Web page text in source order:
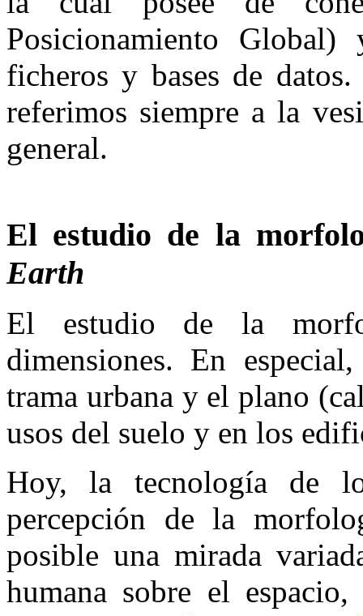
Posicionamiento
ficheros y bases de
referimos siempre a la
general.
El estudio de la
Earth
El estudio de la
dimensiones. En
trama urbana y el plano
usos del suelo y en los
Hoy, la tecnología de
percepción de la
posible una mirada
humana sobre el